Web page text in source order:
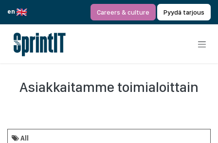
en
Careers & culture Pyydä tarjous
Asiakkaitamme toimialoittain
All